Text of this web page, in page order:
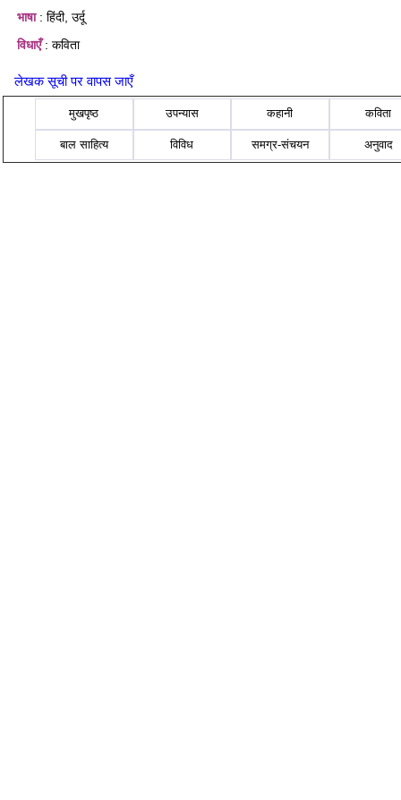
भाषा: हिंदी, उर्दू
विधाएँ: कविता
लेखक सूची पर वापस जाएँ
मुखपृष्ठ उपन्यास कहानी कविता
बाल साहित्य विविध समग्र-संचयन अनुवाद